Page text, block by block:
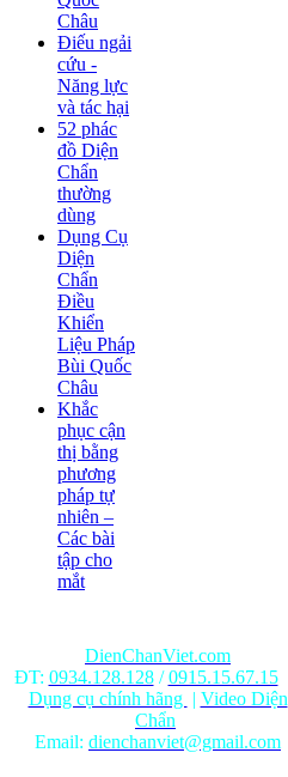
Châu
Điếu ngải
cứu -
Năng lực
và tác hại
52 phác
đồ Diện
Chẩn
thường
dùng
Dụng Cụ
Diện
Chẩn
Điều
Khiển
Liệu Pháp
Bùi Quốc
Châu
Khắc
phục cận
thị bằng
phương
pháp tự
nhiên –
Các bài
tập cho
mắt
DienChanViet.com
ĐT: 0934.128.128/0915.15.67.15
Dụng cụ chính hãng | Video Diện
Chẩn
Email: dienchanviet@gmail.com